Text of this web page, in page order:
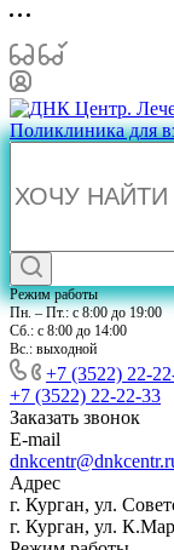
Режим работы
Пн. – Пт.: с 8:00 до 19:00
Сб.: с 8:00 до 14:00
Вс.: выходной
+7 (3522) 22-
+7 (3522) 22-22-33
Заказать звонок
E-mail
Адрес
г. Курган, ул.
г. Курган, ул.